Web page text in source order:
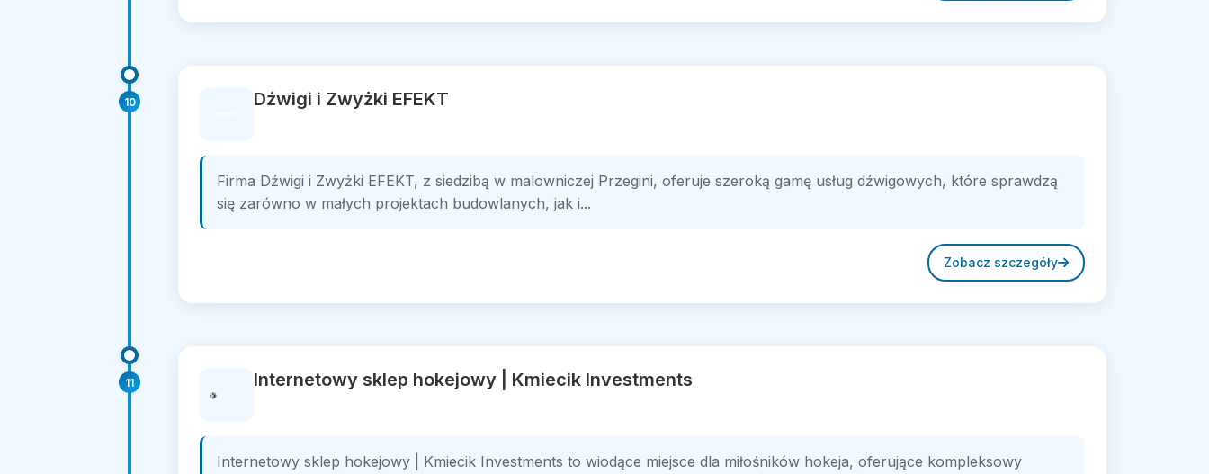
10 Dźwigi i Zwyżki EFEKT
Firma Dźwigi i Zwyżki EFEKT, z siedzibą w malowniczej Przegini, oferuje szeroką gamę usług dźwigowych, które sprawdzą
się zarówno w małych projektach budowlanych, jak i...
Zobacz szczegóły
11 Internetowy sklep hokejowy | Kmiecik Investments
Internetowy sklep hokejowy | Kmiecik Investments to wiodące miejsce dla miłośników hokeja, oferujące kompleksowy